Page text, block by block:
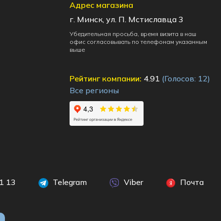
Адрес магазина
г. Минск, ул. П. Мстиславца 3
Убедительная просьба, время визита в наш
офис согласовывать по телефонам указанным
выше
Рейтинг компании: 4.91 (Голосов: 12)
Все регионы
13 Telegram Viber Почта